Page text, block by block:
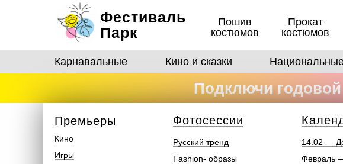
Фестиваль
Парк
Пошив
костюмов
Прокат
костюмов
Кино и сказки
Карнавальные
Подключи
Премьеры Фотосеcсии
Кино
Игры
Русский тренд
Fashion- образы
14.02 —
Февраль